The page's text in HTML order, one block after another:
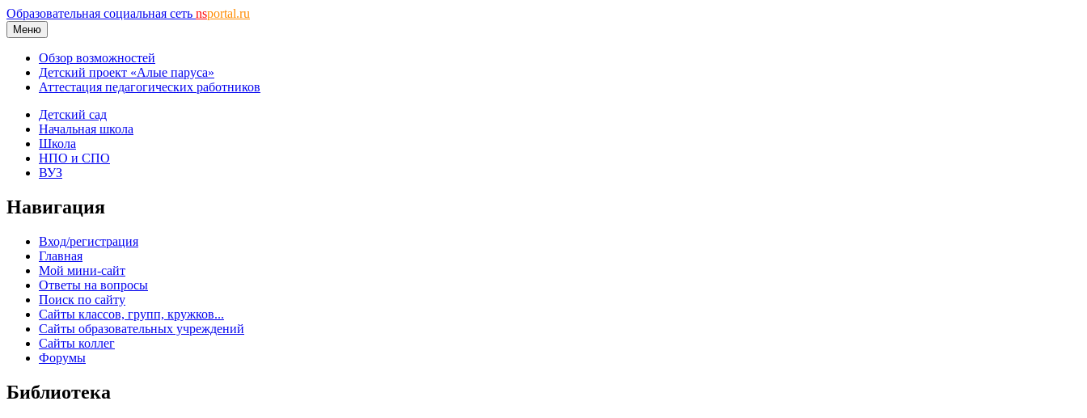
Образовательная социальная сеть nsportal.ru
Меню
Обзор возможностей
Детский проект «Алые паруса»
Аттестация педагогических работников
Детский сад
Начальная школа
Школа
НПО и СПО
ВУЗ
Навигация
Вход/регистрация
Главная
Мой мини-сайт
Ответы на вопросы
Поиск по сайту
Сайты классов, групп, кружков...
Сайты образовательных учреждений
Сайты коллег
Форумы
Библиотека